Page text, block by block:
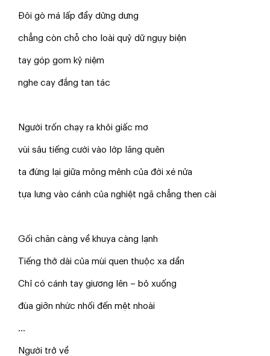
Đôi gò má lấp đầy dửng dưng
chẳng còn chỗ cho loài quỷ dữ ngụy biện
tay góp gom kỷ niệm
nghe cay đắng tan tác
Người trốn chạy ra khỏi giấc mơ
vùi sâu tiếng cười vào lớp lãng quên
ta đứng lại giữa mông mênh của đời xé nửa
tựa lưng vào cánh của nghiệt ngã chẳng then cài
Gối chăn càng về khuya càng lạnh
Tiếng thở dài của mùi quen thuộc xa dần
Chỉ có cánh tay giương lên – bỏ xuống
đùa giỡn nhức nhối đến mệt nhoài
…
Người trở về